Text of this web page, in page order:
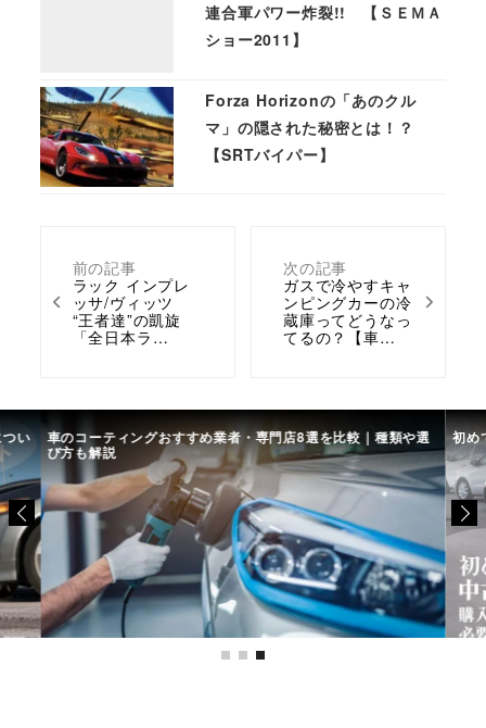
前の記事
ラック インプレ
ッサ/ヴィッツ
“王者達”の凱旋
「全日本ラ…
次の記事
ガスで冷やすキャ
ンピングカーの冷
蔵庫ってどうなっ
てるの？【車…
連合軍パワー炸裂!! 【ＳＥＭＡ
ショー2011】
Forza Horizonの「あのクル
マ」の隠された秘密とは！？
【SRTバイパー】
い 車のコーティングおすすめ業者・専門店8選を比較｜種類や選
び方も解説
初め